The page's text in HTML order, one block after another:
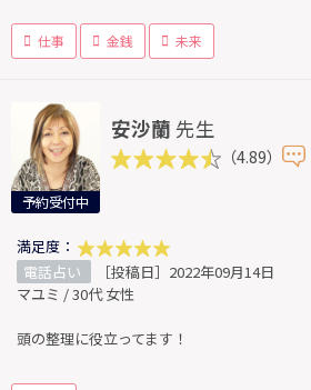
仕事 金銭 未来
予約受付中
安沙蘭 先生
（4.89）
満足度：
電話占い
［投稿日］2022年09月14日
マユミ / 30代 女性
頭の整理に役立ってます！